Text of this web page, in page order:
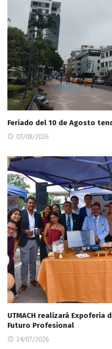
Feriado del 10 de Agosto
03/08/2026
UTMACH realizará Expoferia
Futuro Profesional
24/07/2026